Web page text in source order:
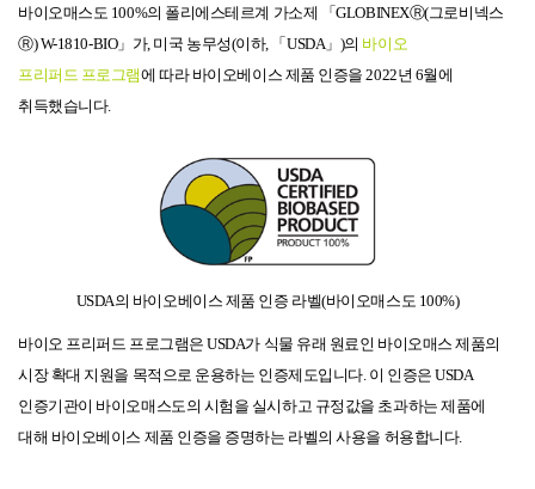
바이오매스도 100%의 폴리에스테르계 가소제 「GLOBINEXⓇ(그로비넥스
Ⓡ) W-1810-BIO」가, 미국 농무성(이하, 「USDA」 )의 바이오
프리퍼드 프로그램에 따라 바이오베이스 제품 인증을 2022년 6월에
취득했습니다.
USDA의 바이오베이스 제품 인증 라벨(바이오매스도 100%)
바이오 프리퍼드 프로그램은 USDA가 식물 유래 원료인 바이오매스제품의
시장 확대 지원을 목적으로 운용하는 인증제도입니다. 이 인증은 USDA
인증기관이 바이오매스도의 시험을 실시하고 규정 값을 초과하는제품에
대해 바이오베이스 제품 인증을 증명하는 라벨의사용을 허용합니다.